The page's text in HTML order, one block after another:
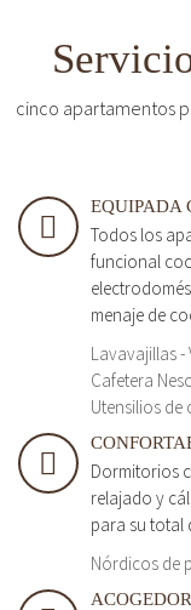
cinco apartamentos
EQUIPADA
Todos los
funcional
menaje de
Lavavajillas
Cafetera
Utensilios de
Dormitorios
relajado y
para su total
Nórdicos de